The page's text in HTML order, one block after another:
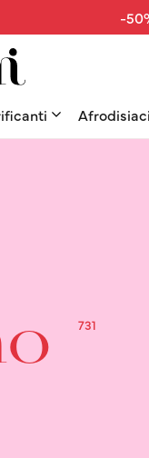
-
Afrodisiaci
731